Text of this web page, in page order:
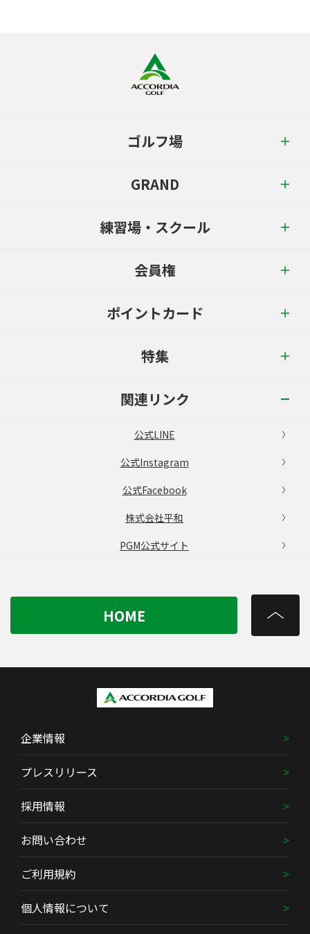
ゴルフ場
GRAND
練習場・スクール
会員権
ポイントカード
特集
関連リンク
公式LINE
公式Instagram
公式Facebook
株式会社平和
PGM公式サイト
HOME
企業情報
プレスリリース
採用情報
お問い合わせ
ご利用規約
個人情報について